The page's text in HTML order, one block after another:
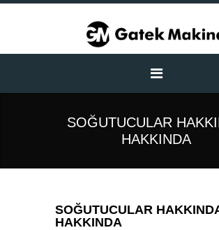
SOĞUTUCULAR
HAKKINDA
SOĞUTUCULAR
HAKKINDA